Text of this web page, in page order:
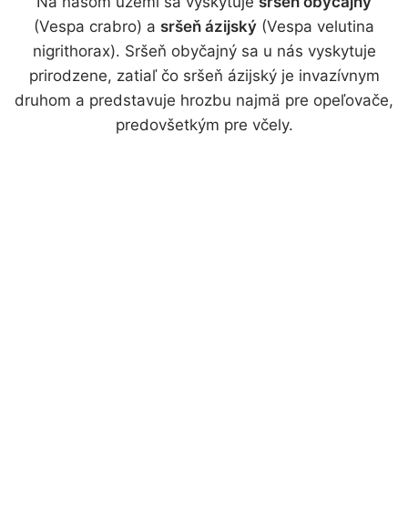
(Vespa crabro) a sršeň ázijský (Vespa velutina
nigrithorax). Sršeň obyčajný sa u nás vyskytuje
prirodzene, zatiaľ čo sršeň ázijský je invazívnym
druhom a predstavuje hrozbu najmä pre opeľovače,
predovšetkým pre včely.